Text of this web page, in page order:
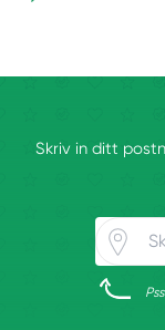
Skriv in ditt